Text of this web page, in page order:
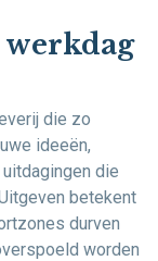
werkdag
die zo
ideeën,
die
betekent
durven
worden